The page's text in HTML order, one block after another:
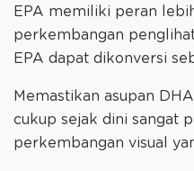
EPA memiliki peran
perkembangan
EPA dapat dikonversi
Memastikan asupan
cukup sejak dini sangat
perkembangan visual